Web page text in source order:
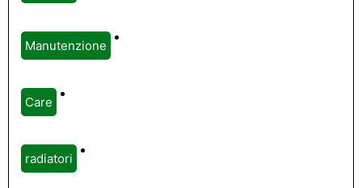
Manutenzione
Care
radiatori